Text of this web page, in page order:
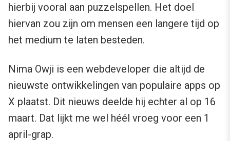
hierbij vooral aan puzzelspellen. Het doel
hiervan zou zijn om mensen een langere tijd op
het medium te laten besteden.
Nima Owji is een webdeveloper die altijd de
nieuwste ontwikkelingen van populaire apps op
X plaatst. Dit nieuws deelde hij echter al op 16
maart. Dat lijkt me wel héél vroeg voor een 1
april-grap.